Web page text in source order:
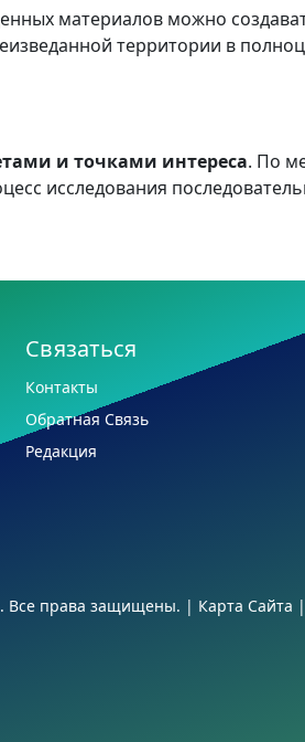
материалов можно
территории в
и точками интереса. По
исследования
Связаться
Контакты
Обратная Связь
Редакция
Все права защищены. | Карта Сайта |